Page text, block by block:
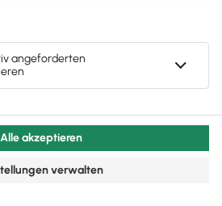
in
und